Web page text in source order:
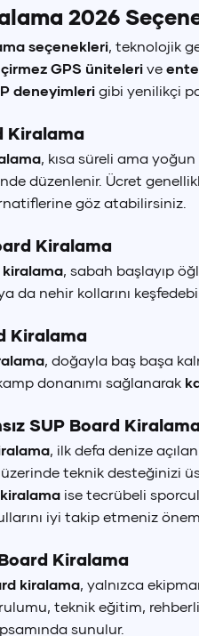
2026
seçenekleri, teknolojik
GPS üniteleri ve
deneyimleri gibi yenilikçi
Kiralama
, kısa süreli ama
düzenlenir. Ücret
göz atabilirsiniz.
Kiralama
kiralama, sabah başlayıp
da nehir kollarını
Kiralama
, doğayla baş başa
donanımı sağlanarak
SUP Board
, ilk defa denize
teknik desteğinizi
ise tecrübeli
iyi takip etmeniz
Kiralama
kiralama, yalnızca
teknik eğitim,
sunulur.